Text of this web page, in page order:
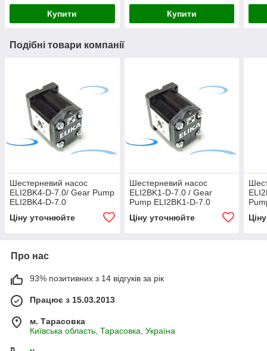
Купити Купити
Подібні товари компанії
Шестерневий насос
ELI2BK4-D-7.0/ Gear Pump
ELI2BK4-D-7.0
Ціну уточнюйте
Шестерневий насос
ELI2BK1-D-7.0 / Gear
Pump ELI2BK1-D-7.0
Ціну уточнюйте
Про нас
93% позитивних з 14 відгуків за рік
Працює з 15.03.2013
м. Тарасовка
Київська область, Тарасовка, Україна